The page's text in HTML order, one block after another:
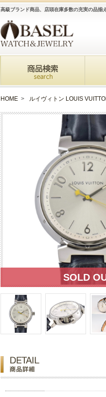
高級ブランド商品、店頭在庫多数の充実の品揃
HOME > ルイヴィトン LOUIS